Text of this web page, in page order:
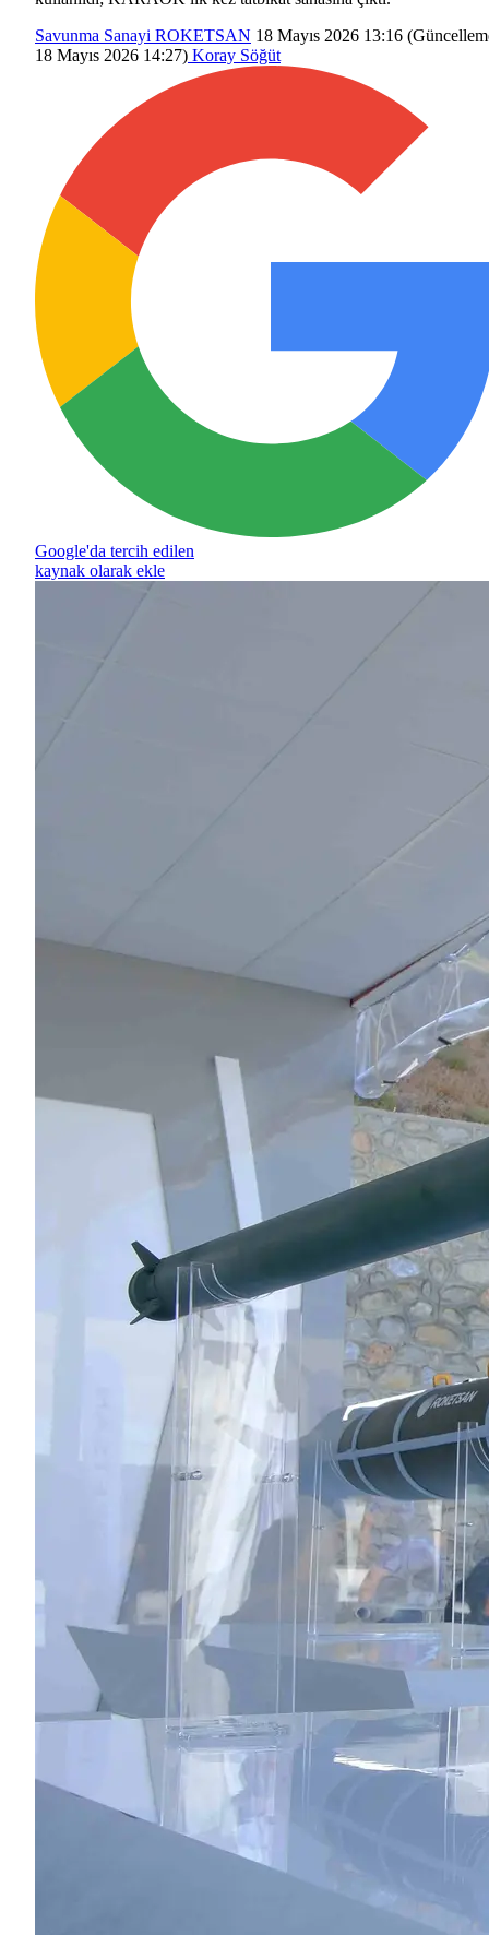
Savunma Sanayi ROKETSAN 18 Mayıs 2026 13:16
18 Mayıs 2026 14:27) Koray Söğüt
Google'da tercih edilen
kaynak olarak ekle